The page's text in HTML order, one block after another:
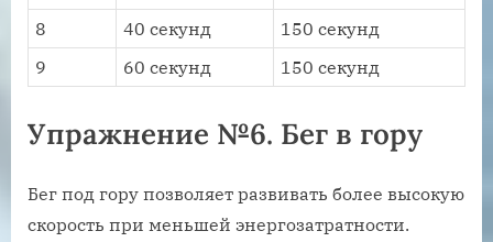
8
40 секунд
150 секунд
9
60 секунд 150 секунд
Упражнение №6. Бег в гору
Бег под гору позволяет развивать более высокую
скорость при меньшей энергозатратности.